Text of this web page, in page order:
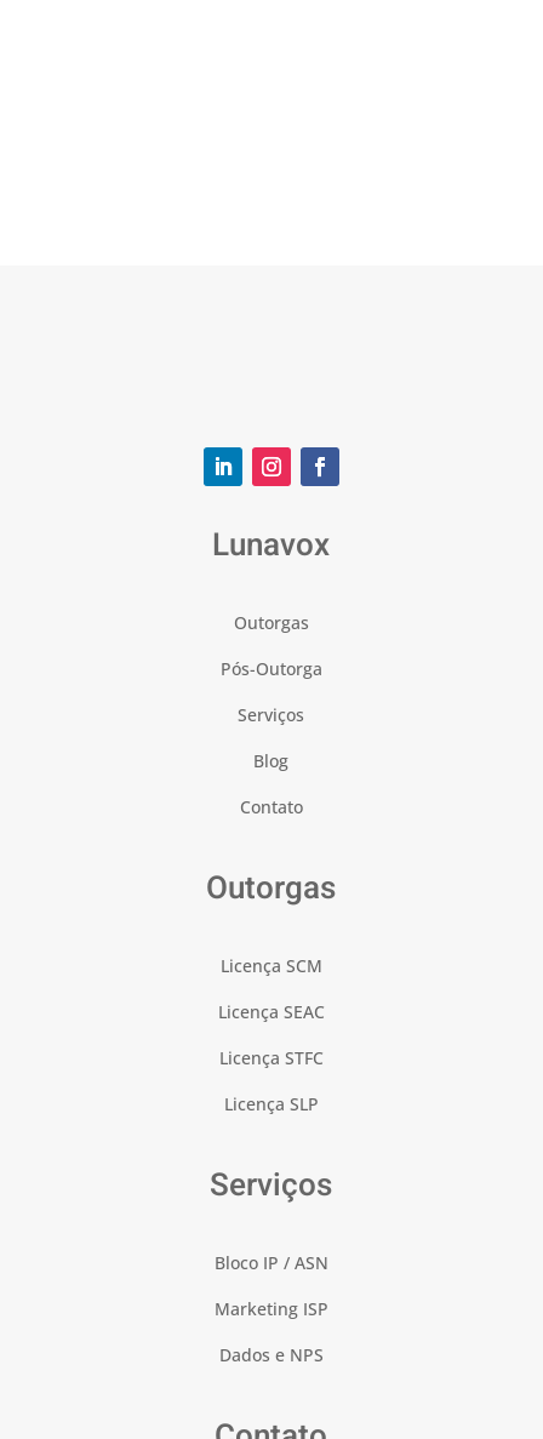
Lunavox
Outorgas
Pós-Outorga
Serviços
Blog
Contato
Outorgas
Licença SCM
Licença SEAC
Licença STFC
Licença SLP
Serviços
Bloco IP / ASN
Marketing ISP
Dados e NPS